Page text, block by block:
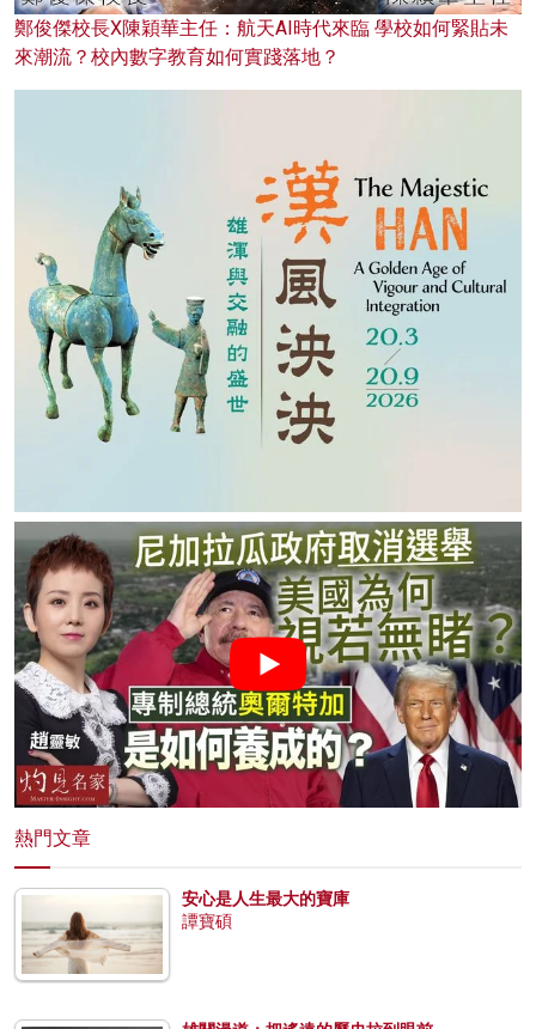
鄭俊傑校長X陳穎華主任：航天AI時代來臨 學校如何緊貼未
來潮流？校內數字教育如何實踐落地？
熱門文章
安心是人生最大的寶庫
譚寶碩